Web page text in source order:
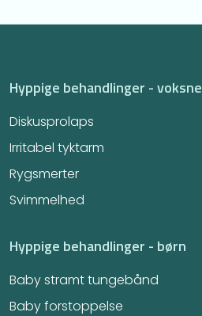
Hyppige behandlinger - voksne
Diskusprolaps
Irritabel tyktarm​
Rygsmerter
Svimmelhed
Hyppige behandlinger - børn
Baby stramt tungebånd
Baby forstoppelse